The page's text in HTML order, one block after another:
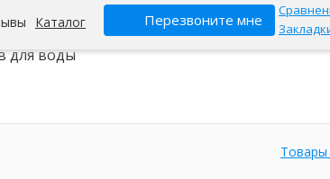
Каталог Перезвоните мне
гипермаркет
для воды
Товары